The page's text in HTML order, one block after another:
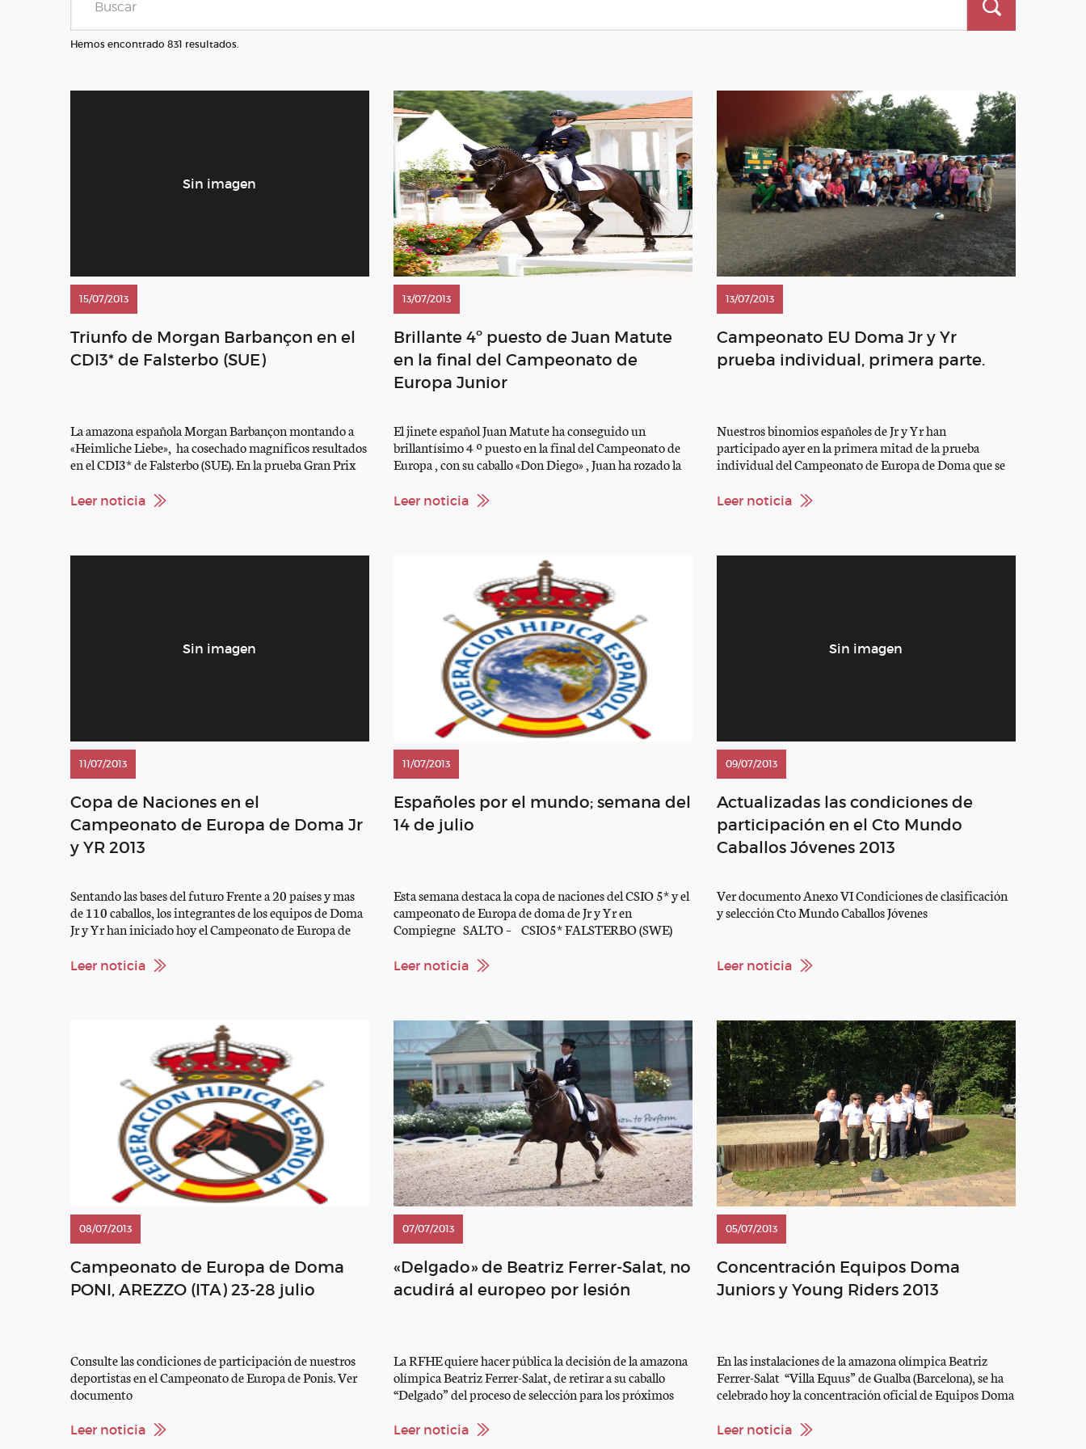
Hemos encontrado 831 resultados.
15/07/2013
Triunfo de Morgan Barbançon en el
CDI3* de Falsterbo (SUE)
La amazona española Morgan Barbançon montando a
«Heimliche Liebe», ha cosechado magníficos resultados
en el CDI3* de Falsterbo (SUE). En la prueba Gran Prix
de 68.809%. el domingo se impuso en la Kür GP con una
Leer noticia
13/07/2013
Brillante 4º puesto de Juan Matute
en la final del Campeonato de
Europa Junior
El jinete español Juan Matute ha conseguido un
brillantísimo 4 º puesto en la final del Campeonato de
Europa , con su caballo «Don Diego» , Juan ha rozado la
puntos del bronce. Este ha sido el mejor resultado de la
Leer noticia
13/07/2013
Campeonato EU Doma Jr y Yr
prueba individual, primera parte.
Nuestros binomios españoles de Jr y Yr han
participado ayer en la primera mitad de la prueba
individual del Campeonato de Europa de Doma que se
resultados han sido muy buenos. En la categoría Junior,
Leer noticia
11/07/2013
Copa de Naciones en el
Campeonato de Europa de Doma Jr
y YR 2013
Sentando las bases del futuro Frente a 20 países y mas
de 110 caballos, los integrantes de los equipos de Doma
Jr y Yr han iniciado hoy el Campeonato de Europa de
puntuaciones han contado para la clasificación final de
Leer noticia
11/07/2013
Españoles por el mundo; semana del
14 de julio
Esta semana destaca la copa de naciones del CSIO 5* y el
campeonato de Europa de doma de Jr y Yr en
Compiegne SALTO – CSIO5* FALSTERBO (SWE)
www.csi-vichy.com Pilar Cordón – CSI2* VIMEIRO
Leer noticia
09/07/2013
Actualizadas las condiciones de
participación en el Cto Mundo
Caballos Jóvenes 2013
Ver documento Anexo VI Condiciones de clasificación
y selección Cto Mundo Caballos Jóvenes
Leer noticia
08/07/2013
Campeonato de Europa de Doma
PONI, AREZZO (ITA) 23-28 julio
Consulte las condiciones de participación de nuestros
deportistas en el Campeonato de Europa de Ponis. Ver
documento
Leer noticia
07/07/2013
«Delgado» de Beatriz Ferrer-Salat, no
acudirá al europeo por lesión
La RFHE quiere hacer pública la decisión de la amazona
olímpica Beatriz Ferrer-Salat, de retirar a su caballo
“Delgado” del proceso de selección para los próximos
localidad de Herning (DEN) del 19 al 25 de Agosto de
Leer noticia
05/07/2013
Concentración Equipos Doma
Juniors y Young Riders 2013
En las instalaciones de la amazona olímpica Beatriz
Ferrer-Salat “Villa Equus” de Gualba (Barcelona), se ha
celebrado hoy la concentración oficial de Equipos Doma
reunida a medio centenar de personas. La actividad ha
Leer noticia